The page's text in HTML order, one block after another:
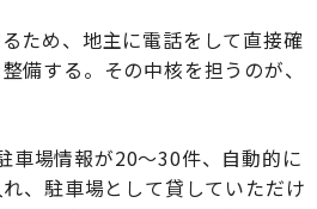
ため、地主に電話をして直接確
備する。その中核を担うのが、
車場情報が20～30件、自動的に
、駐車場として貸していただけ